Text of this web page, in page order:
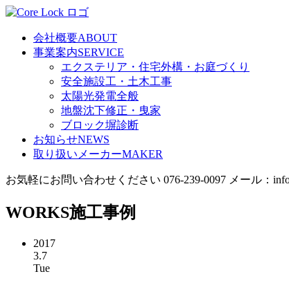
会社概要ABOUT
事業案内SERVICE
エクステリア・住宅外構・お庭づくり
安全施設工・土木工事
太陽光発電全般
地盤沈下修正・曳家
ブロック塀診断
お知らせNEWS
取り扱いメーカーMAKER
お気軽にお問い合わせください 076-239-0097 メール：
WORKS施工事例
2017
3.7
Tue